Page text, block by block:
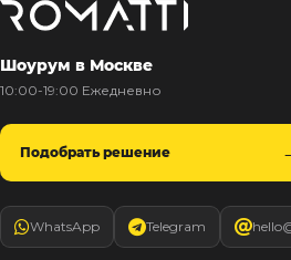
Шоурум в Москве
10:00-19:00 Ежедневно
Подобрать решение
WhatsApp Telegram